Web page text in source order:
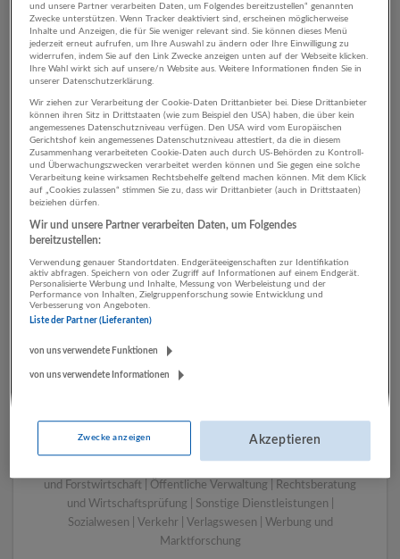
2 Tourismus, Hotel,
Gastronomie Einzelhandel
Unternehmen
LUGSTEIN CONSULTING
Gesundheitswesen | Herstellung von Waren | IT-
und Forstwirtschaft | Öffentliche Verwaltung | Rechtsberatung
und Wirtschaftsprüfung | Sonstige Dienstleistungen |
Sozialwesen | Verkehr | Verlagswesen | Werbung und
Marktforschung
und unsere Partner verarbeiten Daten, um Folgendes bereitzustellen“ genannten
Zwecke unterstützen. Wenn Tracker deaktiviert sind, erscheinen möglicherweise
Inhalte und Anzeigen, die für Sie weniger relevant sind. Sie können dieses Menü
jederzeit erneut aufrufen, um Ihre Auswahl zu ändern oder Ihre Einwilligung zu
widerrufen, indem Sie auf den Link Zwecke anzeigen unten auf der Webseite klicken.
Ihre Wahl wirkt sich auf unsere/n Website aus. Weitere Informationen finden Sie in
unserer Datenschutzerklärung.
Wir ziehen zur Verarbeitung der Cookie-Daten Drittanbieter bei. Diese Drittanbieter
können ihren Sitz in Drittstaaten (wie zum Beispiel den USA) haben, die über kein
angemessenes Datenschutzniveau verfügen. Den USA wird vom Europäischen
Gerichtshof kein angemessenes Datenschutzniveau attestiert, da die in diesem
Zusammenhang verarbeiteten Cookie-Daten auch durch US-Behörden zu Kontroll-
und Überwachungszwecken verarbeitet werden können und Sie gegen eine solche
Verarbeitung keine wirksamen Rechtsbehelfe geltend machen können. Mit dem Klick
auf „Cookies zulassen“ stimmen Sie zu, dass wir Drittanbieter (auch in Drittstaaten)
beiziehen dürfen.
Wir und unsere Partner verarbeiten Daten, um Folgendes
bereitzustellen:
Verwendung genauer Standortdaten. Endgeräteeigenschaften zur Identifikation
aktiv abfragen. Speichern von oder Zugriff auf Informationen auf einem Endgerät.
Personalisierte Werbung und Inhalte, Messung von Werbeleistung und der
Performance von Inhalten, Zielgruppenforschung sowie Entwicklung und
Verbesserung von Angeboten.
Liste der Partner (Lieferanten)
von uns verwendete Funktionen
von uns verwendete Informationen
Zwecke anzeigen Akzeptieren